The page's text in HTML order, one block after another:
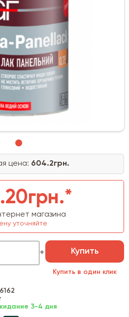
цена: 604.2грн.
магазина
уточняйте
Купить
Купить в один клик
3-4 дня